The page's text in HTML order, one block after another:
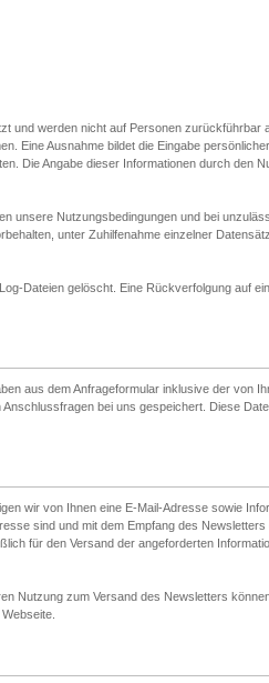
und werden nicht auf Personen zurückführbar
Eine Ausnahme bildet die Eingabe
Die Angabe dieser Informationen durch den
unsere Nutzungsbedingungen und bei
unter Zuhilfenahme einzelner
Dateien gelöscht. Eine Rückverfolgung auf
aus dem Anfrageformular inklusive der von
bei uns gespeichert. Diese
wir von Ihnen eine E-Mail-Adresse sowie
sind und mit dem Empfang des
für den Versand der angeforderten
Nutzung zum Versand des Newsletters